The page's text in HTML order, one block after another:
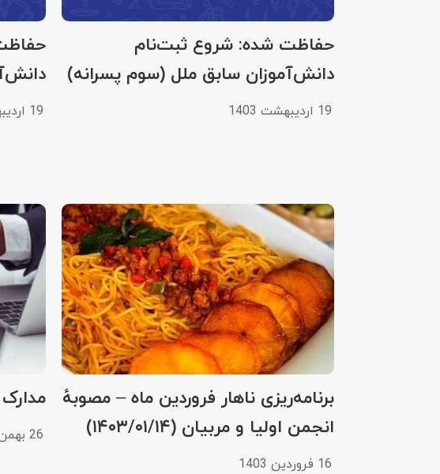
حفاظت شده: شروع ثبت‌نام
دانش‌آموزان سابق ملل (سوم پسرانه)
19 اردیبهشت 1403 19 اردیبهشت 1403
برنامه‌ریزی ناهار فروردین ماه – مصوبهٔ
انجمن اولیا و مربیان (۱۴۰۳/۰۱/۱۴)
16 فروردین 1403
26 بهمن 1402